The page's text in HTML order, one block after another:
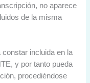
no aparece
de la misma
incluida en la
y por tanto pueda
procediéndose